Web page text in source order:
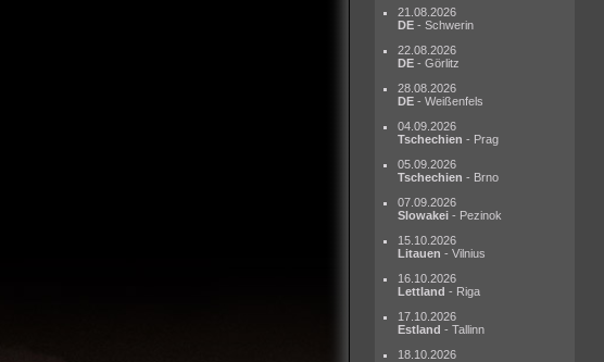
21.08.2026
DE - Schwerin
22.08.2026
DE - Görlitz
28.08.2026
DE - Weißenfels
04.09.2026
Tschechien - Prag
05.09.2026
Tschechien - Brno
07.09.2026
Slowakei - Pezinok
15.10.2026
Litauen - Vilnius
16.10.2026
Lettland - Riga
17.10.2026
Estland - Tallinn
18.10.2026